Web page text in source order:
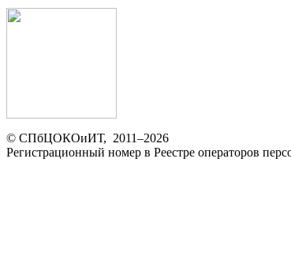
© СПбЦОКОиИТ, 2011–2026
Регистрационный номер в Реестре операторов